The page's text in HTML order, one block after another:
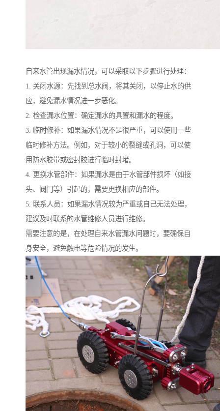
自来水管出现漏水情况，可以采取以下步骤进行处理：
1. 关闭水源：先找到总水阀，将其关闭，以停止水的供
应，避免漏水情况进一步恶化。
2. 检查漏水位置：确定漏水的具置和漏水的程度。
3. 临时修补：如果漏水情况不是很严重，可以使用一些
临时修补方法。例如，对于较小的裂缝或孔洞，可以使
用防水胶带或密封胶进行临时封堵。
4. 更换水管部件：如果漏水是由于水管部件损坏（如接
头、阀门等）引起的，需要更换相应的部件。
5. 联系人员：如果漏水情况较为严重或自己无法处理，
建议及时联系的水管维修人员进行维修。
需要注意的是，在处理自来水管漏水问题时，要确保自
身安全，避免触电等危险情况的发生。